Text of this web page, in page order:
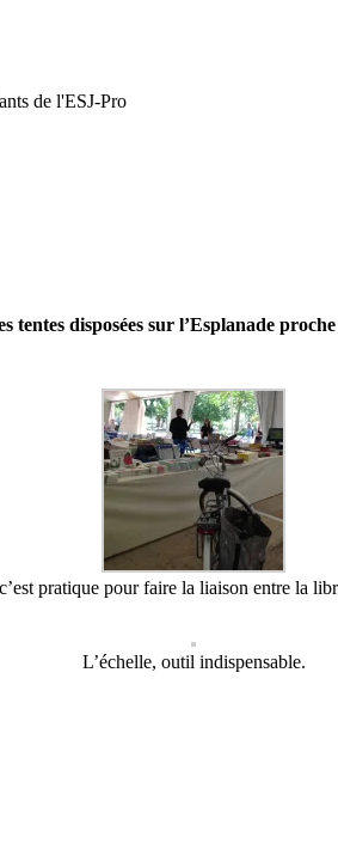
de l'ESJ-Pro
disposées sur l’Esplanade
pratique pour faire la liaison entre la
L’échelle, outil indispensable.